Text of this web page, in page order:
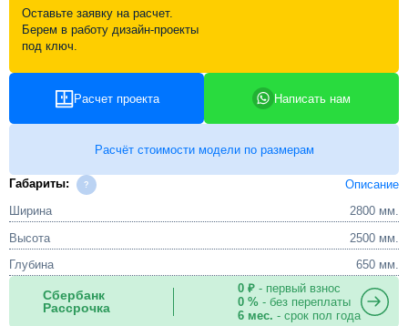
Статьи
Контакты
Оставьте заявку на расчет.
Берем в работу дизайн-проекты
под ключ.
Расчет проекта Написать нам
Расчёт стоимости модели по размерам
Габариты:
Описание
Ширина
2800 мм.
Высота
2500 мм.
Глубина
650 мм.
Сбербанк
Рассрочка
0 ₽- первый взнос
0 %- без переплаты
6 мес. - срок пол года